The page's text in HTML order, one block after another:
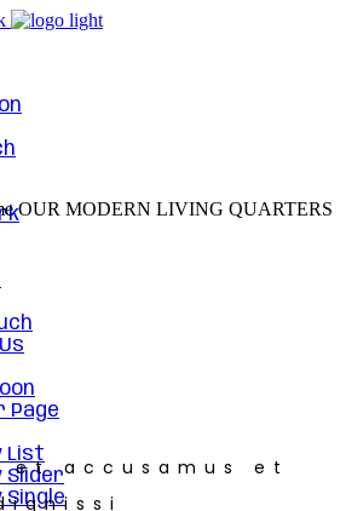
Page
List
Slider
OUR MODERN LIVING QUARTERS
et accusamus et